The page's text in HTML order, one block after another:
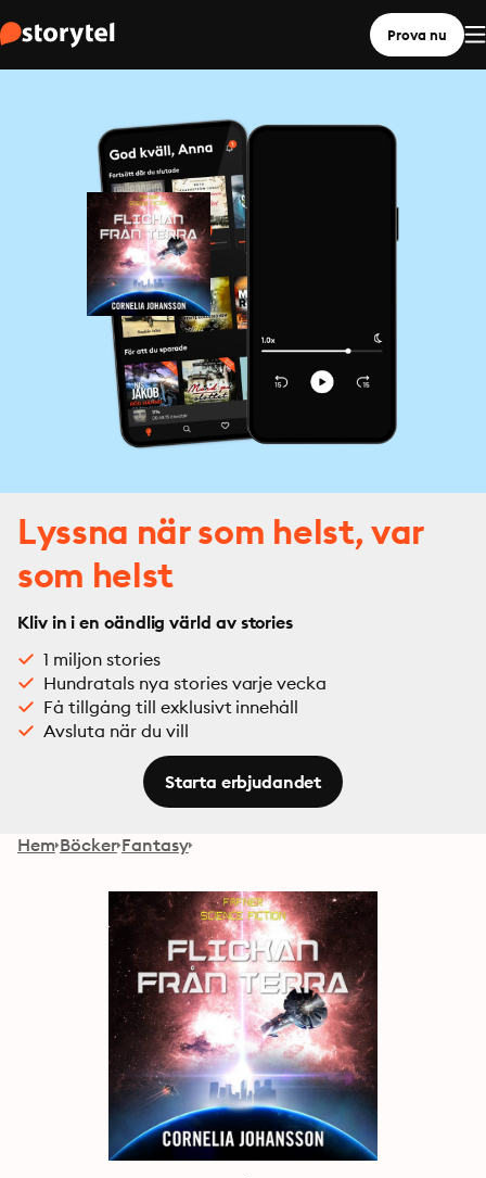
Prova nu
Lyssna när som helst, var
som helst
Kliv in i en oändlig värld av stories
1 miljon stories
Hundratals nya stories varje vecka
Få tillgång till exklusivt innehåll
Avsluta när du vill
Starta erbjudandet
Hem Böcker Fantasy